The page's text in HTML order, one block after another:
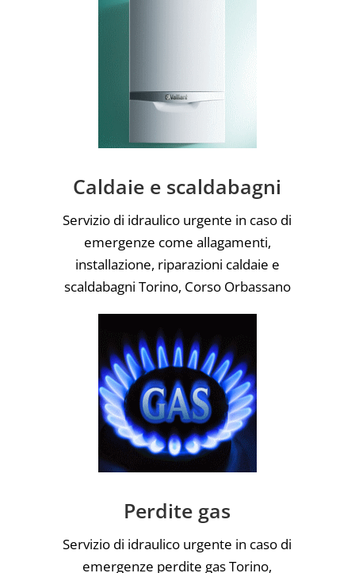
Caldaie e scaldabagni
Servizio di idraulico urgente in caso di
emergenze come allagamenti,
installazione, riparazioni caldaie e
scaldabagni Torino, Corso Orbassano
Perdite gas
Servizio di idraulico urgente in caso di
emergenze perdite gas Torino,